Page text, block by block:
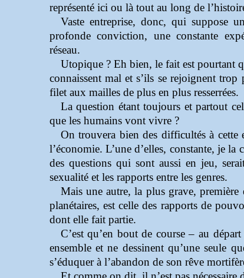
représenté ici ou là tout au long de
Vaste entreprise, donc, qui suppose
profonde conviction, une constante
réseau.
Utopique ? Eh bien, le fait est pourtant
connaissent mal et s’ils se rejoignent
filet aux mailles de plus en plus resserrées.
La question étant toujours et partout
que les humains vont vivre ?
On trouvera bien des difficultés à
l’économie. L’une d’elles, constante, je
des questions qui sont aussi en jeu,
sexualité et les rapports entre les genres.
Mais une autre, la plus grave,
planétaires, est celle des rapports de
dont elle fait partie.
C’est qu’en bout de course – au
ensemble et ne dessinent qu’une seule
s’éduquer à l’abandon de son rêve